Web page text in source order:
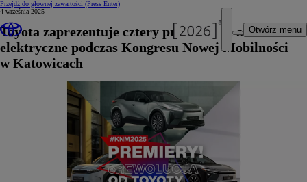
Przejdź do głównej zawartości (Press Enter)
Otwórz menu
4 września 2025
Toyota zaprezentuje cztery premierowe auta
elektryczne podczas Kongresu Nowej Mobilności
w Katowicach